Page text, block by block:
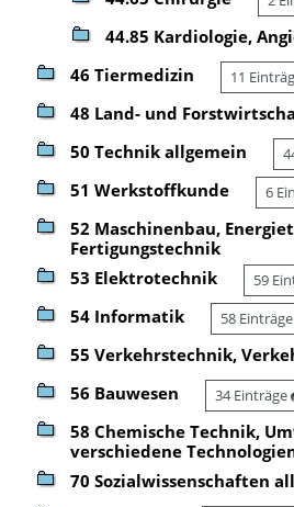
44.85 Kardiologie,
46 Tiermedizin 11
48 Land- und
50 Technik allgemein
51 Werkstoffkunde 6
52 Maschinenbau,
Fertigungstechnik
53 Elektrotechnik 59
54 Informatik 58 Einträge
55 Verkehrstechnik,
56 Bauwesen 34 Einträge
58 Chemische Technik,
verschiedene
70 Sozialwissenschaften